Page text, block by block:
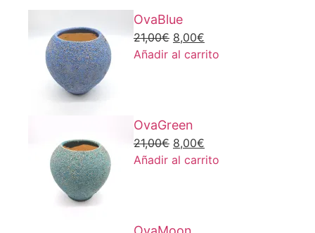
OvaBlue
21,00€ El
precio
8,00€
precio
Añadir al carrito
OvaGreen
21,00€ El
precio
8,00€
precio
Añadir al carrito